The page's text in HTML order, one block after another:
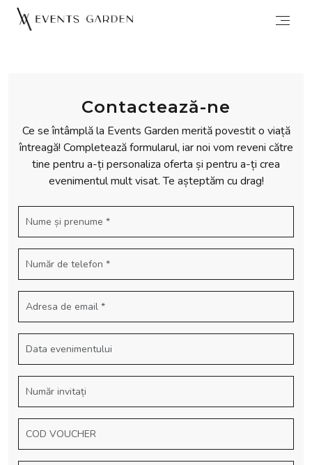
Contactează-ne
Ce se întâmplă la Events Garden merită povestit o viață
întreagă! Completează formularul, iar noi vom reveni către
tine pentru a-ți personaliza oferta și pentru a-ți crea
evenimentul mult visat. Te așteptăm cu drag!